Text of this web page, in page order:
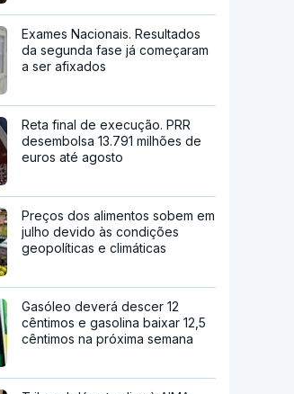
Exames Nacionais. Resultados
da segunda fase já começaram
a ser afixados
Reta final de execução. PRR
desembolsa 13.791 milhões de
euros até agosto
Preços dos alimentos sobem em
julho devido às condições
geopolíticas e climáticas
Gasóleo deverá descer 12
cêntimos e gasolina baixar 12,5
cêntimos na próxima semana